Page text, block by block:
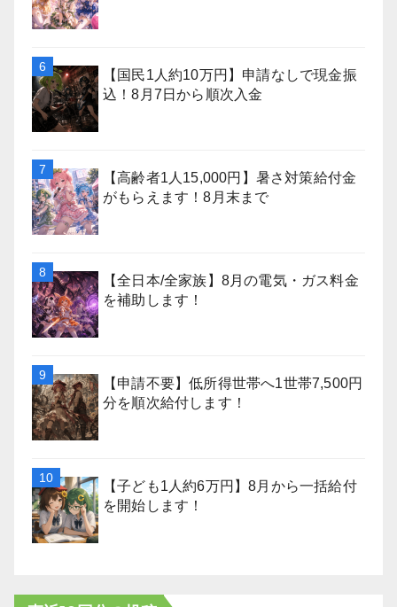
【国民1人約10万円】申請なしで現金振
込！8月7日から順次入金
【高齢者1人15,000円】暑さ対策給付金
がもらえます！8月末まで
【全日本/全家族】8月の電気・ガス料金
を補助します！
【申請不要】低所得世帯へ1世帯7,500円
分を順次給付します！
【子ども1人約6万円】8月から一括給付
を開始します！